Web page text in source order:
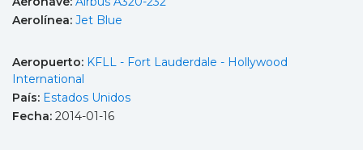
Aerolínea: Jet Blue
Aeropuerto: KFLL - Fort Lauderdale - Hollywood
International
País: Estados Unidos
Fecha: 2014-01-16